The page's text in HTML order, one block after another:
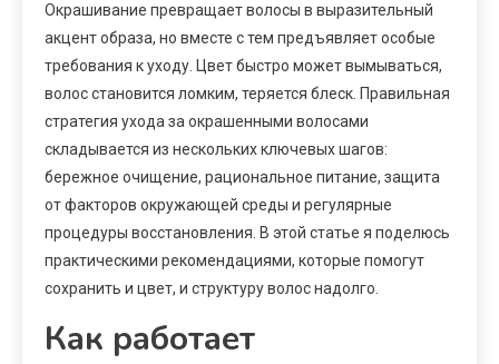
Окрашивание превращает волосы в выразительный
акцент образа, но вместе с тем предъявляет особые
требования к уходу. Цвет быстро может вымываться,
волос становится ломким, теряется блеск. Правильная
стратегия ухода за окрашенными волосами
складывается из нескольких ключевых шагов:
бережное очищение, рациональное питание, защита
от факторов окружающей среды и регулярные
процедуры восстановления. В этой статье я поделюсь
практическими рекомендациями, которые помогут
сохранить и цвет, и структуру волос надолго.
Как работает